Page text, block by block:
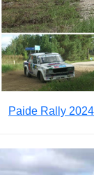
Paide Rally